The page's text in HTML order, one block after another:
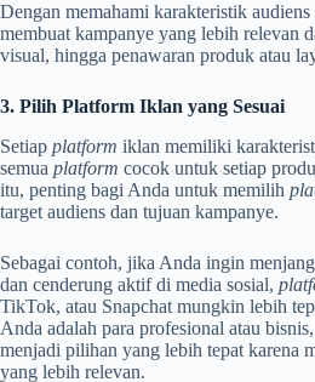
Dengan memahami karakteristik
membuat kampanye yang lebih relevan
visual, hingga penawaran produk atau
3. Pilih Platform Iklan yang Sesuai
Setiap platform iklan memiliki
semua platform cocok untuk setiap
itu, penting bagi Anda untuk memilih
target audiens dan tujuan kampanye.
Sebagai contoh, jika Anda ingin
dan cenderung aktif di media sosial,
TikTok, atau Snapchat mungkin lebih
Anda adalah para profesional atau
menjadi pilihan yang lebih tepat karena
yang lebih relevan.